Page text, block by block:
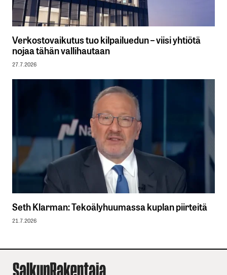
Verkostovaikutus tuo kilpailuedun – viisi yhtiötä
nojaa tähän vallihautaan
27.7.2026
Seth Klarman: Tekoälyhuumassa kuplan piirteitä
21.7.2026